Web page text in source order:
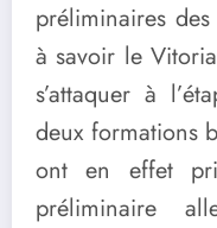
préliminaires
à savoir le
s’attaquer à
deux formations
ont en effet
préliminaire